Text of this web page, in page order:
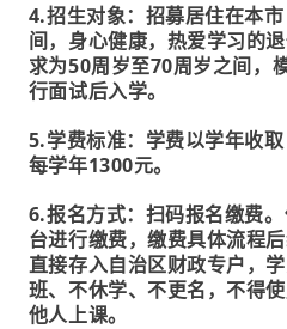
4.招生对象：招募居住在本
间，身心健康，热爱学习的
求为50周岁至70周岁之间，
行面试后入学。
5.学费标准：学费以学年收
每学年1300元。
6.报名方式：扫码报名缴费
台进行缴费，缴费具体流程
直接存入自治区财政专户，
班、不休学、不更名，不得
他人上课。